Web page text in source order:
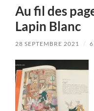
Au fil des
Lapin Blanc
28 SEPTEMBRE 2021 /